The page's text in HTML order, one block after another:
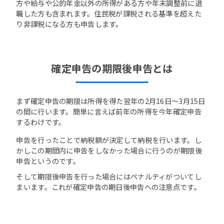
方や給与や公的年金以外の所得がある方や年末調整前に退
職した方も含まれます。住民税が課税される基準を超えた
り非課税になる方も申告します。
確定申告の期限後申告とは
まず確定申告の期限は所得を得た翌年の2月16日～3月15日
の間に行います。簡単に言えば前年の所得を今年確定申告
するわけです。
申告を行ったことで納税額が決定して納税を行います。し
かしこの期間内に申告をしなかった場合に行うのが期限後
申告というのです。
そして期限後申告を行った場合にはペナルティがついてし
まいます。これが確定申告の期日後申告への注意点です。